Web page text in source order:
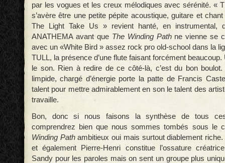
par les vogues et les creux mélodiques avec sérénité. «
s’avère être une petite pépite acoustique, guitare et
The Light Take Us » revient hanté, en instrumental,
ANATHEMA avant que The Winding Pathne vienne se
avec un «White Bird » assez rock pro old-school dans la
TULL, la présence d’une flute faisant forcément
le son. Rien à redire de ce côté-là, c’est du bon
limpide, chargé d’énergie porte la patte de Francis
talent pour mettre admirablement en son le talent des
travaille.
Bon, donc si nous faisons la synthèse de tous
comprendrez bien que nous sommes tombés sous le
Winding Pathambitieux oui mais surtout diablement
et également Pierre-Henri constitue l’ossature
Sandy pour les paroles mais on sent un groupe plus